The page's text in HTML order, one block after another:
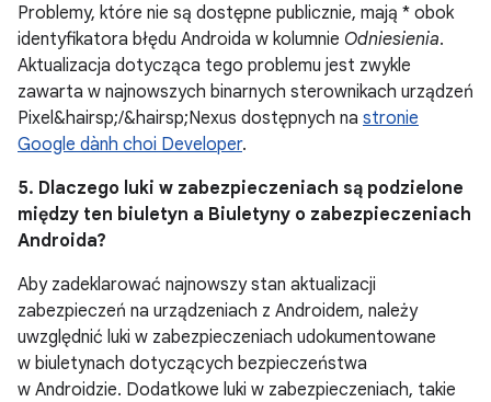
Problemy, które nie są dostępne publicznie, mają * obok
identyfikatora błędu Androida w kolumnie Odniesienia.
Aktualizacja dotycząca tego problemu jest zwykle
zawarta w najnowszych binarnych sterownikach urządzeń
Pixel&hairsp;/&hairsp;Nexus dostępnych na stronie
Google dành choi Developer.
5. Dlaczego luki w zabezpieczeniach są podzielone
między ten biuletyn a Biuletyny o zabezpieczeniach
Androida?
Aby zadeklarować najnowszy stan aktualizacji
zabezpieczeń na urządzeniach z Androidem, należy
uwzględnić luki w zabezpieczeniach udokumentowane
w biuletynach dotyczących bezpieczeństwa
w Androidzie. Dodatkowe luki w zabezpieczeniach, takie